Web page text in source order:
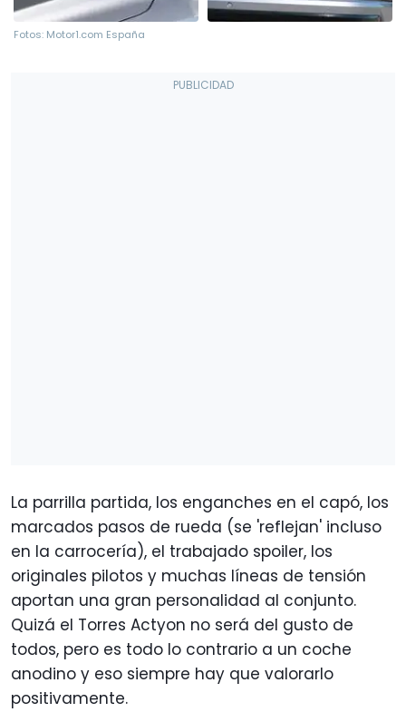
Fotos: Motor1.com España
La parrilla partida, los enganches en el capó, los
marcados pasos de rueda (se 'reflejan' incluso
en la carrocería), el trabajado spoiler, los
originales pilotos y muchas líneas de tensión
aportan una gran personalidad al conjunto.
Quizá el Torres Actyon no será del gusto de
todos, pero es todo lo contrario a un coche
anodino y eso siempre hay que valorarlo
positivamente.